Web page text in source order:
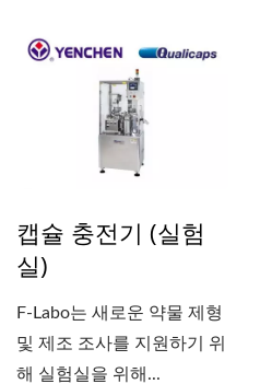
캡슐 충전기 (실험
실)
F-Labo는 새로운 약물 제형
및 제조 조사를 지원하기 위
해 실험실을 위해...